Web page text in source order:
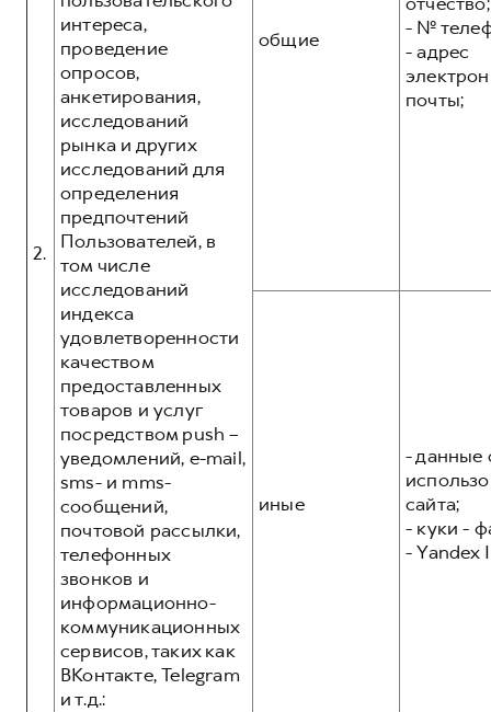
2.
интереса,
проведение
опросов,
анкетирования,
исследований
рынка и других
исследований для
определения
предпочтений
Пользователей, в
том числе
исследований
индекса
удовлетворенности
качеством
предоставленных
товаров и услуг
посредством push –
уведомлений, e-mail,
sms- и mms-
сообщений,
почтовой рассылки,
телефонных
звонков и
информационно-
коммуникационных
сервисов, таких как
ВКонтакте, Telegram
и т.д.:
общие
- №
- адрес
почты;
иные
- данные
сайта;
- куки -
- Yandex